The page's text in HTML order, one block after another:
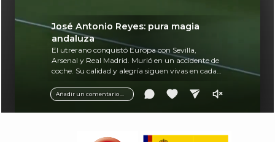
Añadir un comentario ...
José Antonio Reyes: pura magia
andaluza
El utrerano conquistó Europa con Sevilla,
Arsenal y Real Madrid. Murió en un accidente de
coche. Su calidad y alegría siguen vivas en cada